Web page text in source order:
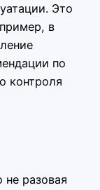
Это
в
по
контроля
разовая